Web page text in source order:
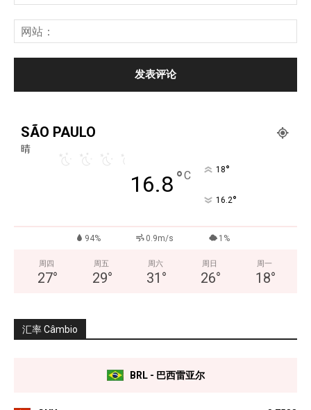
SÃO PAULO
晴
16.8°C 18°
16.2°
94% 0.9m/s 1%
周四
27°
周五
29°
周六
31 °
周日
26°
周一
18°
汇率 Câmbio
BRL - 巴西雷亚尔